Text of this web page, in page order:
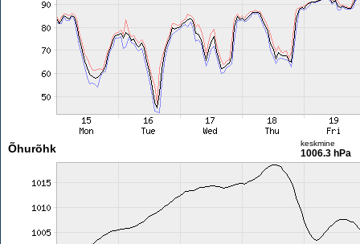
Õhurõhk keskmine
1006.3 hPa